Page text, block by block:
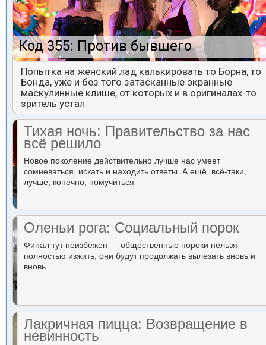
Код 355: Против бывшего
Попытка на женский лад калькировать то Борна, то
Бонда, уже и без того затасканные экранные
маскулинные клише, от которых и в оригиналах-то
зритель устал
Тихая ночь: Правительство за нас
всё решило
Новое поколение действительно лучше нас умеет
сомневаться, искать и находить ответы. А ещё, всё-таки,
лучше, конечно, помучиться
Оленьи рога: Социальный порок
Финал тут неизбежен — общественные пороки нельзя
полностью изжить, они будут продолжать вылезать вновь и
вновь
Лакричная пицца: Возвращение в
невинность